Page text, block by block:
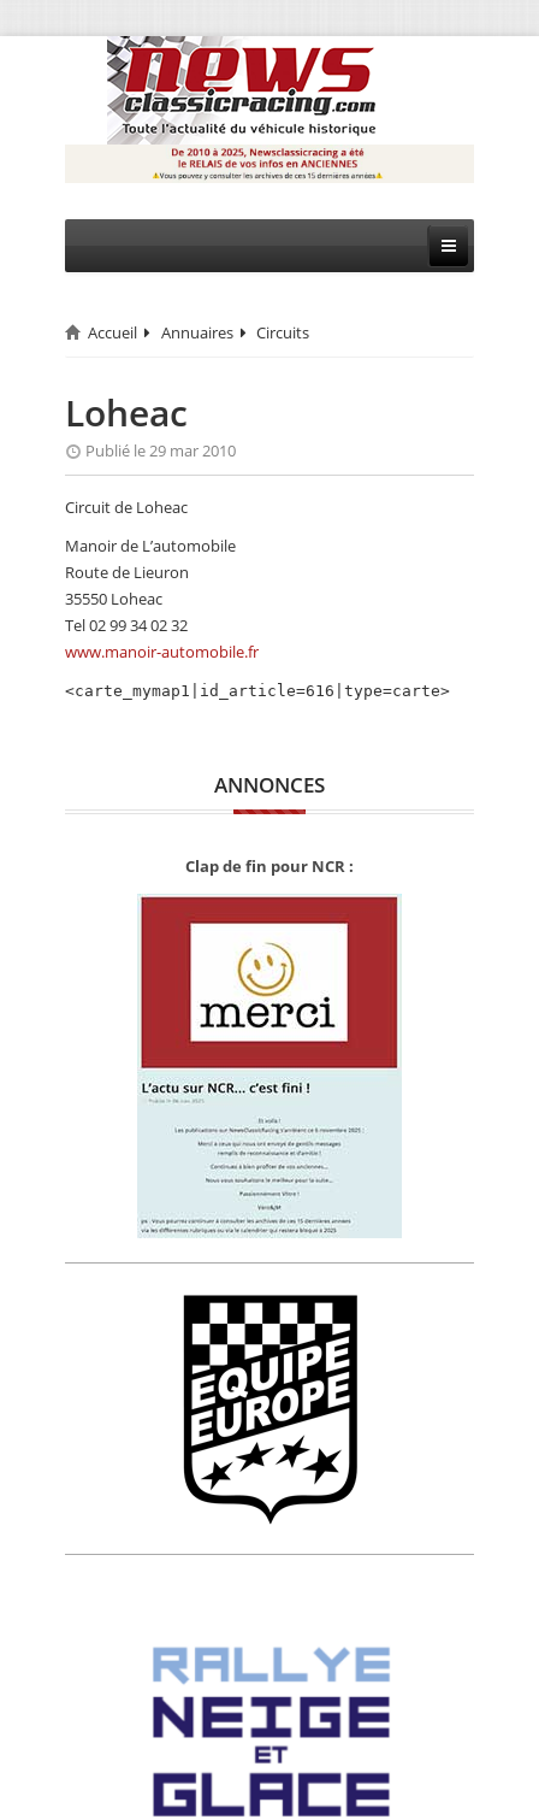
CIRCUIT
RALLYE
MONTAGNE
EVÈNEMENTS
CALENDRIER
FOCUS
VIDEO
ANNUAIRES
Accueil Annuaires Circuits
Loheac
Publié le 29 mar 2010
Circuit de Loheac
Manoir de L’automobile
Route de Lieuron
35550 Loheac
Tel 02 99 34 02 32
www.manoir-automobile.fr
<carte_mymap1|id_article=616|type=carte>
ANNONCES
Clap de fin pour NCR :